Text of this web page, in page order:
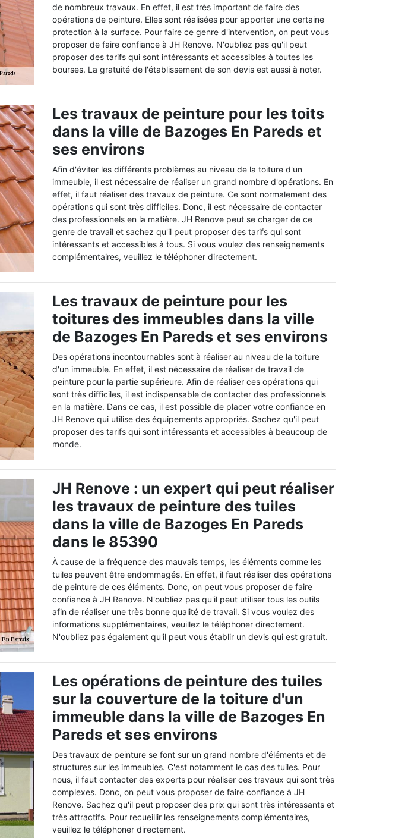
de nombreux travaux. En effet, il est très important de faire des
opérations de peinture. Elles sont réalisées pour apporter une certaine
protection à la surface. Pour faire ce genre d'intervention, on peut vous
proposer de faire confiance à JH Renove. N'oubliez pas qu'il peut
proposer des tarifs qui sont intéressants et accessibles à toutes les
bourses. La gratuité de l'établissement de son devis est aussi à noter.
Les travaux de peinture pour les toits
dans la ville de Bazoges En Pareds et
ses environs
Afin d'éviter les différents problèmes au niveau de la toiture d'un
immeuble, il est nécessaire de réaliser un grand nombre d'opérations. En
effet, il faut réaliser des travaux de peinture. Ce sont normalement des
opérations qui sont très difficiles. Donc, il est nécessaire de contacter
des professionnels en la matière. JH Renove peut se charger de ce
genre de travail et sachez qu'il peut proposer des tarifs qui sont
intéressants et accessibles à tous. Si vous voulez des renseignements
complémentaires, veuillez le téléphoner directement.
Les travaux de peinture pour les
toitures des immeubles dans la ville
de Bazoges En Pareds et ses environs
Des opérations incontournables sont à réaliser au niveau de la toiture
d'un immeuble. En effet, il est nécessaire de réaliser de travail de
peinture pour la partie supérieure. Afin de réaliser ces opérations qui
sont très difficiles, il est indispensable de contacter des professionnels
en la matière. Dans ce cas, il est possible de placer votre confiance en
JH Renove qui utilise des équipements appropriés. Sachez qu'il peut
proposer des tarifs qui sont intéressants et accessibles à beaucoup de
monde.
JH Renove : un expert qui peut réaliser
les travaux de peinture des tuiles
dans la ville de Bazoges En Pareds
dans le 85390
À cause de la fréquence des mauvais temps, les éléments comme les
tuiles peuvent être endommagés. En effet, il faut réaliser des opérations
de peinture de ces éléments. Donc, on peut vous proposer de faire
confiance à JH Renove. N'oubliez pas qu'il peut utiliser tous les outils
afin de réaliser une très bonne qualité de travail. Si vous voulez des
informations supplémentaires, veuillez le téléphoner directement.
N'oubliez pas également qu'il peut vous établir un devis qui est gratuit.
Les opérations de peinture des tuiles
sur la couverture de la toiture d'un
immeuble dans la ville de Bazoges En
Pareds et ses environs
Des travaux de peinture se font sur un grand nombre d'éléments et de
structures sur les immeubles. C'est notamment le cas des tuiles. Pour
nous, il faut contacter des experts pour réaliser ces travaux qui sont très
complexes. Donc, on peut vous proposer de faire confiance à JH
Renove. Sachez qu'il peut proposer des prix qui sont très intéressants et
très attractifs. Pour recueillir les renseignements complémentaires,
veuillez le téléphoner directement.